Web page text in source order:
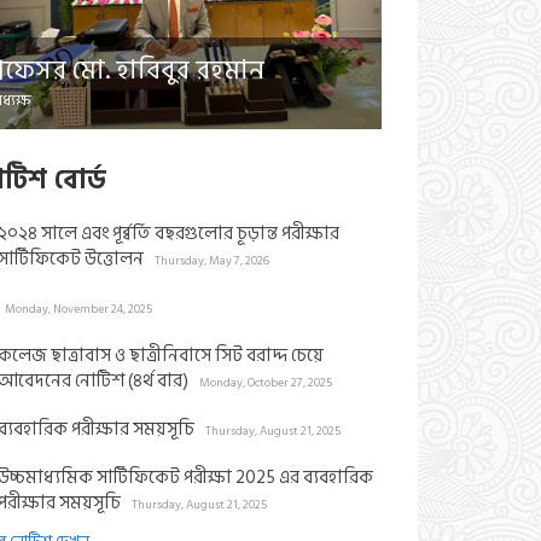
মো. হাবিবুর রহমান
বোর্ড
সালে এবং পূর্ব্বর্তি বছরগুলোর চূড়ান্ত পরীক্ষার
উত্তোলন Thursday, May 7, 2026
Monday, November 24, 2025
ছাত্রাবাস ও ছাত্রীনিবাসে সিট বরাদ্দ চেয়ে
নোটিশ (৪র্থ বার)
Monday, October 27, 2025
পরীক্ষার সময়সূচি Thursday, August 21, 2025
সার্টিফিকেট পরীক্ষা 2025 এর ব্যবহারিক
সময়সূচি Thursday, August 21, 2025